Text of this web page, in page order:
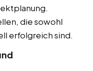
die sowohl
erfolgreich sind.